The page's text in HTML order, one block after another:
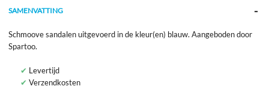
SAMENVATTING
Schmoove sandalen uitgevoerd in de kleur(en) blauw. Aangeboden door
Spartoo.
Levertijd
Verzendkosten